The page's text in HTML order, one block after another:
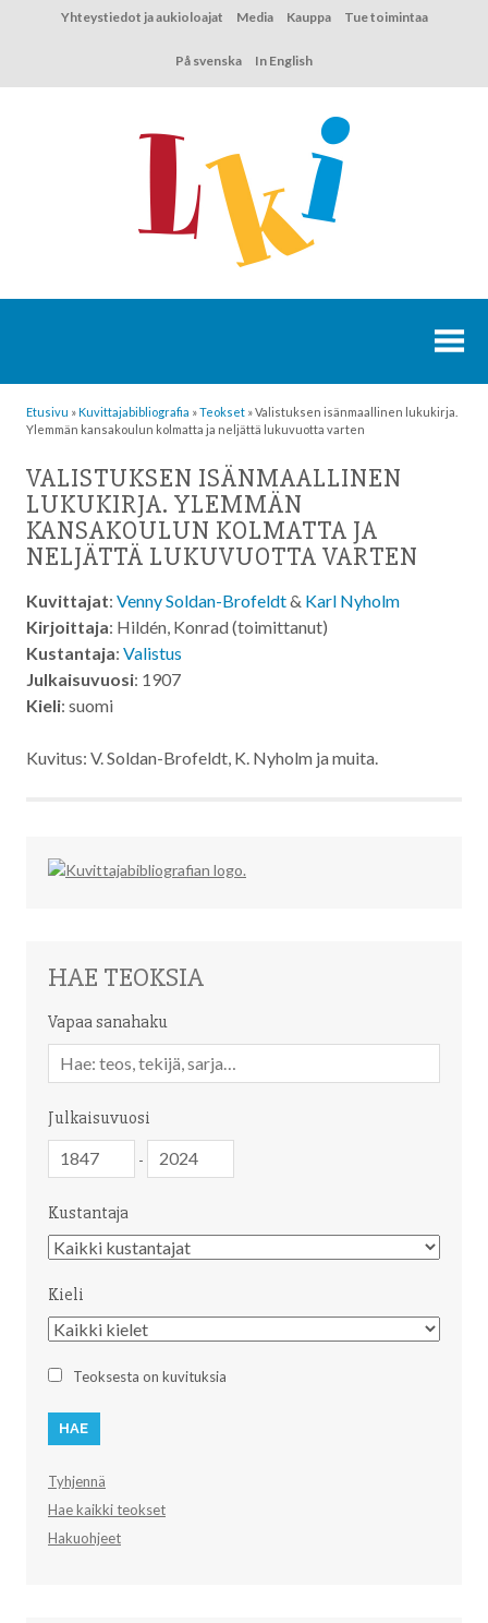
Yhteystiedot ja aukioloajat Media Kauppa Tue toimintaa
På svenska In English
Etusivu »Kuvittaja­bibliografia »Teokset »Valistuksen isänmaallinen lukukirja.
Ylemmän kansakoulun kolmatta ja neljättä lukuvuotta varten
VALISTUKSEN ISÄNMAALLINEN
LUKUKIRJA. YLEMMÄN
KANSAKOULUN KOLMATTA JA
NELJÄTTÄ LUKUVUOTTA VARTEN
Kuvittajat: Venny Soldan-Brofeldt& Karl Nyholm
Kirjoittaja: Hildén, Konrad (toimittanut)
Kustantaja: Valistus
Julkaisuvuosi: 1907
Kieli: suomi
Kuvitus: V. Soldan-Brofeldt, K. Nyholm ja muita.
HAE TEOKSIA
Vapaa sanahaku
sanahaku
Julkaisuvuosi
-
Kustantaja
Kustantaja
Kieli
Kieli
Teoksesta on kuvituksia
Tyhjennä
Hae kaikki teokset
Hakuohjeet